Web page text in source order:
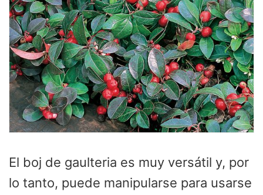
El boj de gaulteria es muy versátil y, por
lo tanto, puede manipularse para usarse